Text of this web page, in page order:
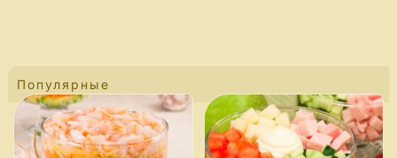
Популярные